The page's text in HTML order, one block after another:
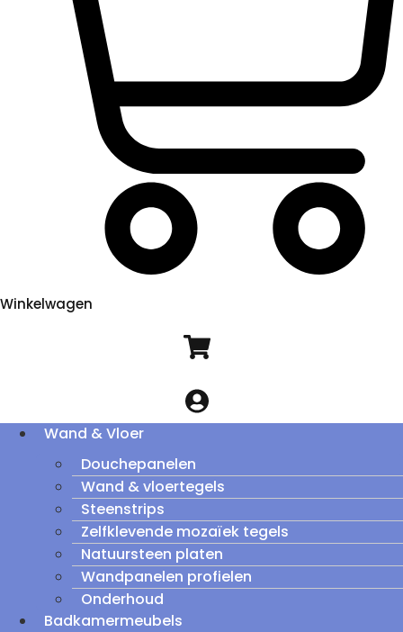
Winkelwagen
Wand & Vloer
Douchepanelen
Wand & vloertegels
Steenstrips
Zelfklevende mozaïek tegels
Natuursteen platen
Wandpanelen profielen
Onderhoud
Badkamermeubels